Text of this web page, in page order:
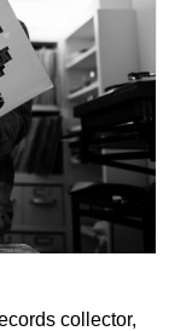
collector,